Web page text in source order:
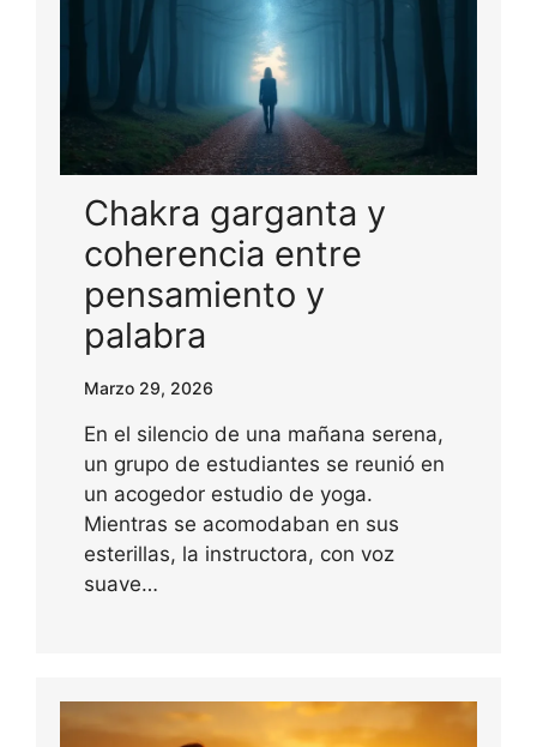
Chakra garganta y
coherencia entre
pensamiento y
palabra
Marzo 29, 2026
En el silencio de una mañana serena,
un grupo de estudiantes se reunió en
un acogedor estudio de yoga.
Mientras se acomodaban en sus
esterillas, la instructora, con voz
suave…